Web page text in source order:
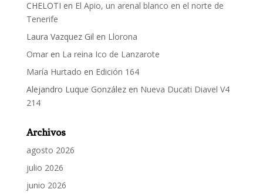
CHELOTI en El Apio, un arenal blanco en el norte de
Tenerife
Laura Vazquez Gil en Llorona
Omaren La reina Ico de Lanzarote
María Hurtado en Edición 164
Alejandro Luque Gonzálezen Nueva Ducati Diavel V4
214
Archivos
agosto 2026
julio 2026
junio 2026